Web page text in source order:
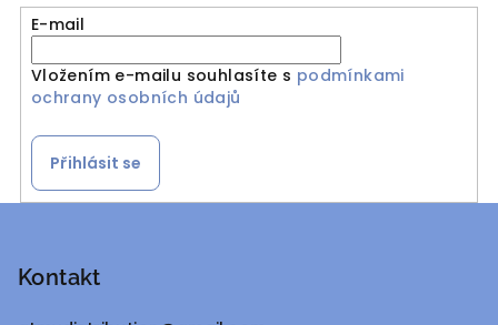
E-mail
Vložením e-mailu souhlasíte s podmínkami
ochrany osobních údajů
Přihlásit se
Kontakt